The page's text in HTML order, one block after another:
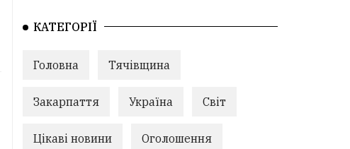
КАТЕГОРІЇ
Головна Тячівщина
Закарпаття Україна Світ
Цікаві новини Оголошення